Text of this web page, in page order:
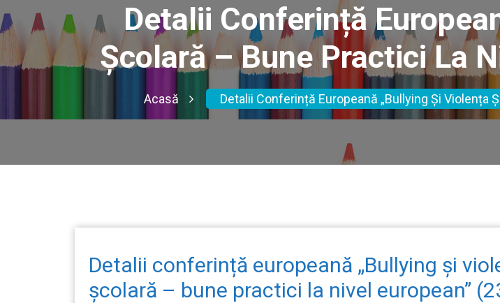
Detalii Conferință
Școlară – Bune Practici La
Acasă Detalii Conferință Europeană „Bullying Și Violența
Detalii conferință europeană „Bullying și
școlară – bune practici la nivel european”